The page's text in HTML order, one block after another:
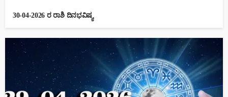
30-04-2026 ರ ರಾಶಿ ದಿನಭವಿಷ್ಯ